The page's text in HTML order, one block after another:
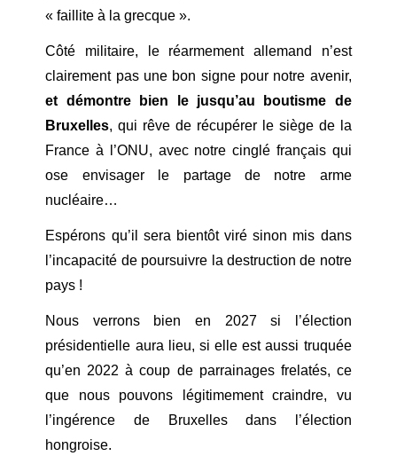
« faillite à la grecque ».
Côté militaire, le réarmement allemand n’est
clairement pas une bon signe pour notre avenir,
et démontre bien le jusqu’au boutisme de
Bruxelles, qui rêve de récupérer le siège de la
France à l’ONU, avec notre cinglé français qui
ose envisager le partage de notre arme
nucléaire…
Espérons qu’il sera bientôt viré sinon mis dans
l’incapacité de poursuivre la destruction de notre
pays !
Nous verrons bien en 2027 si l’élection
présidentielle aura lieu, si elle est aussi truquée
qu’en 2022 à coup de parrainages frelatés, ce
que nous pouvons légitimement craindre, vu
l’ingérence de Bruxelles dans l’élection
hongroise.